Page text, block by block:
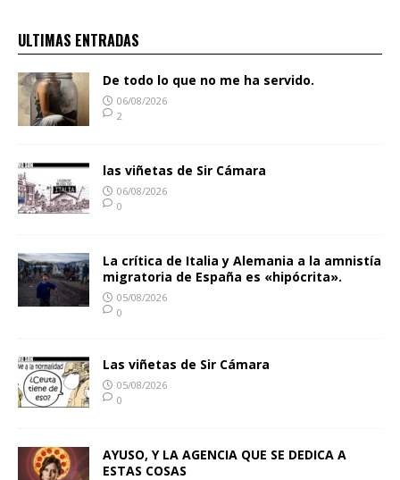
ULTIMAS ENTRADAS
De todo lo que no me ha servido.
06/08/2026
2
las viñetas de Sir Cámara
06/08/2026
0
La crítica de Italia y Alemania a la amnistía
migratoria de España es «hipócrita».
05/08/2026
0
Las viñetas de Sir Cámara
05/08/2026
0
AYUSO, Y LA AGENCIA QUE SE DEDICA A
ESTAS COSAS